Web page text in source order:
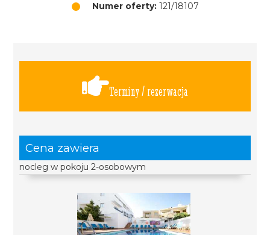
Numer oferty:121/18107
Terminy / rezerwacja
Cena zawiera
nocleg w pokoju 2-osobowym